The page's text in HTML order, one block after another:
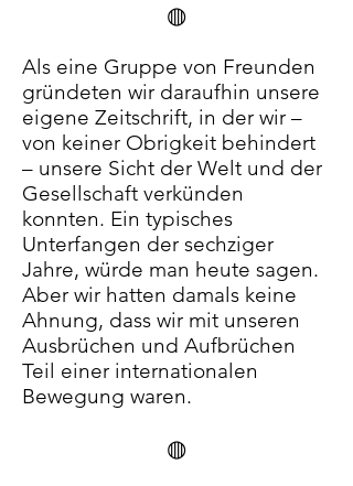
◍
Als eine Gruppe von Freunden
gründeten wir daraufhin unsere
eigene Zeitschrift, in der wir –
von keiner Obrigkeit behindert
– unsere Sicht der Welt und der
Gesellschaft verkünden
konnten. Ein typisches
Unterfangen der sechziger
Jahre, würde man heute sagen.
Aber wir hatten damals keine
Ahnung, dass wir mit unseren
Ausbrüchen und Aufbrüchen
Teil einer internationalen
Bewegung waren.
◍